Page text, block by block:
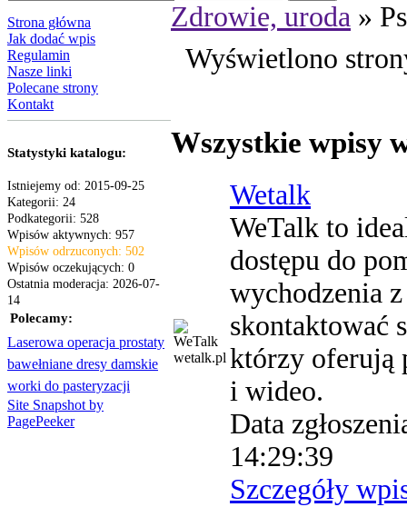
Strona główna
Jak dodać wpis
Regulamin
Nasze linki
Polecane strony
Kontakt
Statystyki katalogu:
Istniejemy od: 2015-09-25
Kategorii: 24
Podkategorii: 528
Wpisów aktywnych: 957
Wpisów odrzuconych: 502
Wpisów oczekujących: 0
Ostatnia moderacja: 2026-07-
14
Polecamy:
Laserowa operacja prostaty
bawełniane dresy damskie
worki do pasteryzacji
Site Snapshot by
PagePeeker
Zdrowie, uroda »
Wyświetlono
Wszystkie wpisy
wetalk.pl
Wetalk
WeTalk to
dostępu do
wychodzenia
skontaktować
którzy oferują
i wideo.
Data
14:29:39
Szczegóły